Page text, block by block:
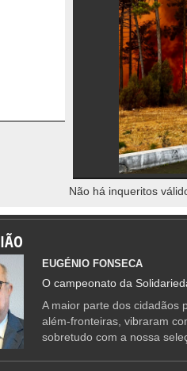
Não há inqueritos
EUGÉNIO FONSECA
O campeonato da
A maior parte dos cidadãos
além-fronteiras, vibraram
sobretudo com a nossa